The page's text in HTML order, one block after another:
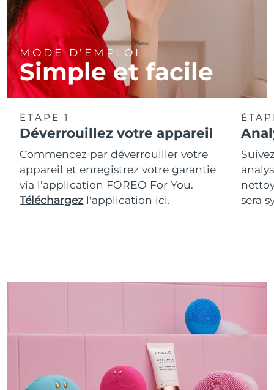
MODE D'EMPLOI
Simple et facile
ÉTAPE 1
Déverrouillez votre appareil
Commencez par déverrouiller votre
appareil et enregistrez votre garantie
via l'application FOREO For You.
Téléchargez l'application ici.
sera